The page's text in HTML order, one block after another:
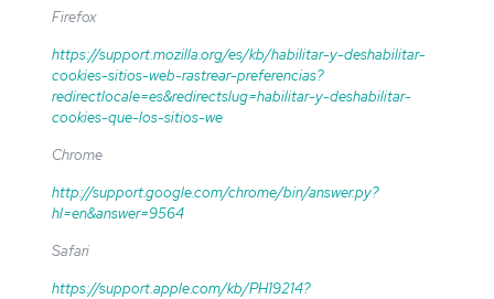
Firefox
https://support.mozilla.org/es/kb/habilitar-y-deshabilitar-
cookies-sitios-web-rastrear-preferencias?
redirectlocale=es&redirectslug=habilitar-y-deshabilitar-
cookies-que-los-sitios-we
Chrome
http://support.google.com/chrome/bin/answer.py?
hl=en&answer=9564
Safari
https://support.apple.com/kb/PH19214?